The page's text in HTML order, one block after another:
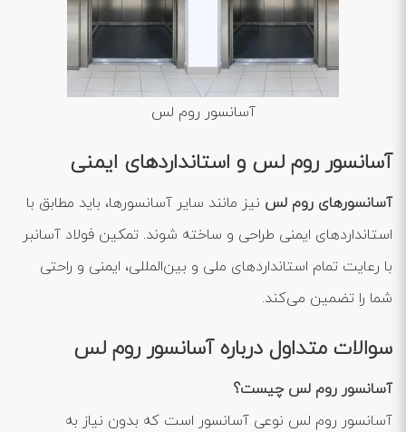
آسانسور روم لس
آسانسور روم لس و استانداردهای ایمنی
آسانسورهای روم لس نیز مانند سایر آسانسورها، باید مطابق با
استانداردهای ایمنی طراحی و ساخته شوند. تمکین فولاد آسانبر
با رعایت تمام استانداردهای ملی و بین‌المللی، ایمنی و راحتی
شما را تضمین می‌کند.
سوالات متداول درباره آسانسور روم لس
آسانسور روم لس چیست؟
آسانسور روم لس نوعی آسانسور است که بدون نیاز به